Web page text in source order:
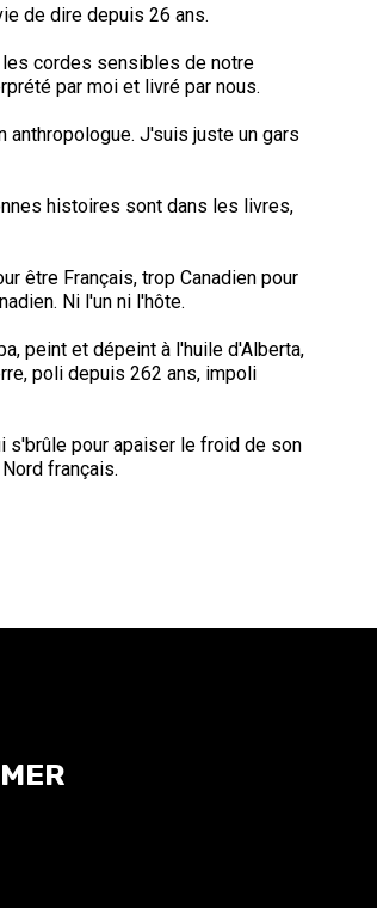
de dire depuis 26 ans.
les cordes sensibles de notre
par moi et livré par nous.
anthropologue. J'suis juste un gars
histoires sont dans les livres,
être Français, trop Canadien pour
Ni l'un ni l'hôte.
peint et dépeint à l'huile d'Alberta,
poli depuis 262 ans, impoli
s'brûle pour apaiser le froid de son
français.